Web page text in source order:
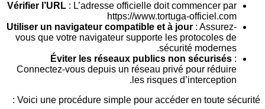
Vérifier l’URL: L’adresse officielle doit commencer
https://www.tortuga-
Utiliser un navigateur compatible et à jour:
vous que votre navigateur supporte les
sécurité
Éviter les réseaux publics non
Connectez-vous depuis un réseau privé pour
les risques
Voici une procédure simple pour accéder en